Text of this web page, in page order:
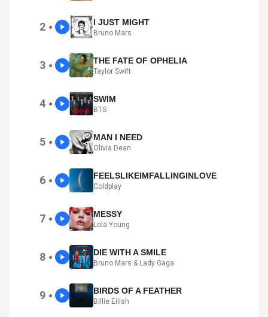
2 ● I JUST MIGHT
Bruno Mars
3 ● THE FATE OF OPHELIA
Taylor Swift
4 ● SWIM
BTS
5 ● MAN I NEED
Olivia Dean
6 ● FEELSLIKEIMFALLINGINLOVE
Coldplay
7 ● MESSY
Lola Young
8 ● DIE WITH A SMILE
Bruno Mars & Lady Gaga
9 ● BIRDS OF A FEATHER
Billie Eilish